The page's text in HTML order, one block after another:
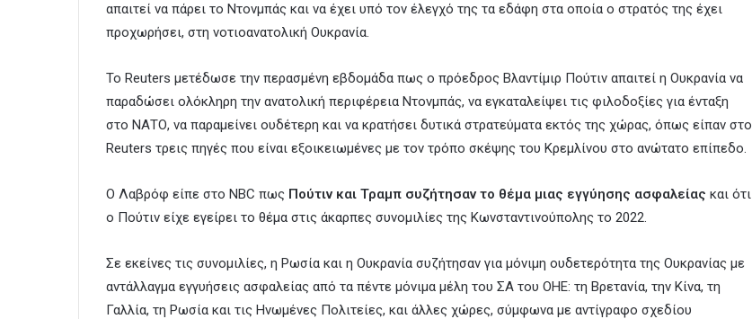
απαιτεί να πάρει το Ντονμπάς και να έχει υπό τον έλεγχό της τα εδάφη στα οποία ο στρατός της έχει
προχωρήσει, στη νοτιοανατολική Ουκρανία.
Το Reuters μετέδωσε την περασμένη εβδομάδα πως ο πρόεδρος Βλαντίμιρ Πούτιν απαιτεί η Ουκρανία να
παραδώσει ολόκληρη την ανατολική περιφέρεια Ντονμπάς, να εγκαταλείψει τις φιλοδοξίες για ένταξη
στο ΝΑΤΟ, να παραμείνει ουδέτερη και να κρατήσει δυτικά στρατεύματα εκτός της χώρας, όπως είπαν στο
Reuters τρεις πηγές που είναι εξοικειωμένες με τον τρόπο σκέψης του Κρεμλίνου στο ανώτατο επίπεδο.
Ο Λαβρόφ είπε στο NBC πως Πούτιν και Τραμπ συζήτησαν το θέμα μιας εγγύησης ασφαλείας και ότι
ο Πούτιν είχε εγείρει το θέμα στις άκαρπες συνομιλίες της Κωνσταντινούπολης το 2022.
Σε εκείνες τις συνομιλίες, η Ρωσία και η Ουκρανία συζήτησαν για μόνιμη ουδετερότητα της Ουκρανίας με
αντάλλαγμα εγγυήσεις ασφαλείας από τα πέντε μόνιμα μέλη του ΣΑ του ΟΗΕ: τη Βρετανία, την Κίνα, τη
Γαλλία, τη Ρωσία και τις Ηνωμένες Πολιτείες, και άλλες χώρες, σύμφωνα με αντίγραφο σχεδίου